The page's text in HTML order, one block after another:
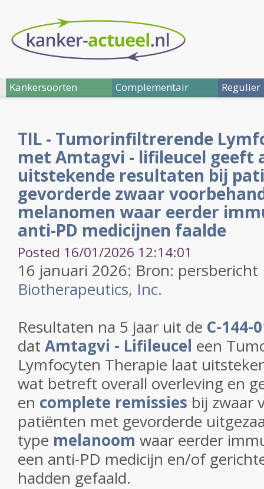
Kankersoorten Complementair Regulier
TIL - Tumorinfiltrerende
met Amtagvi - lifileucel geeft
uitstekende resultaten bij
gevorderde zwaar
melanomen waar eerder
anti-PD medicijnen faalde
Posted 16/01/2026 12:14:01
16 januari 2026: Bron: persbericht
Biotherapeutics, Inc.
Resultaten na 5 jaar uit de C-144-
dat Amtagvi - Lifileucel een
Lymfocyten Therapie laat
wat betreft overall overleving en
en complete remissies bij zwaar
patiënten met gevorderde
type melanoom waar eerder
een anti-PD medicijn en/of
hadden gefaald.